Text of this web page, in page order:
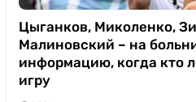
Цыганков, Миколенко,
Малиновский – на
информацию, когда кто
игру